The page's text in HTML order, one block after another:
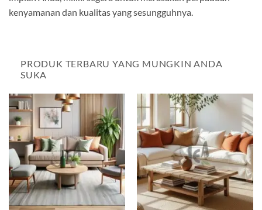
kenyamanan dan kualitas yang sesungguhnya.
PRODUK TERBARU YANG MUNGKIN ANDA
SUKA